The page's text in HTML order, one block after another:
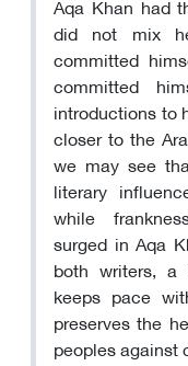
Aqa Khan had
did not mix
committed
committed
introductions to
closer to the
we may see
literary
while
surged in Aqa
both writers, a
keeps pace
preserves the
peoples against